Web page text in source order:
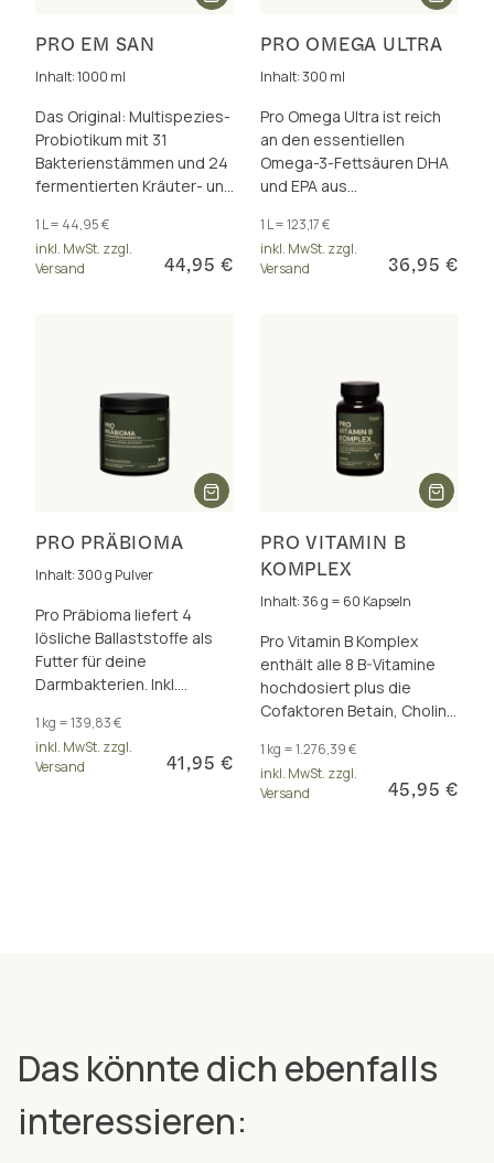
PRO EM SAN
Inhalt: 1000 ml
Das Original: Multispezies-
Probiotikum mit 31
Bakterienstämmen und 24
fermentierten Kräuter- und
Mrd. KBE/Tagesdosis. Frei
von Zusätzen.
1 L = 44,95 €
inkl. MwSt. zzgl.
Versand
44,95 €
PRO OMEGA ULTRA
Inhalt: 300 ml
Pro Omega Ultra ist reich
an den essentiellen
Omega-3-Fettsäuren DHA
und EPA aus
Dorschleberöl, für Gehirn,
Herz und Sehkraft.
1 L = 123,17 €
inkl. MwSt. zzgl.
Versand
36,95 €
PRO PRÄBIOMA
Inhalt: 300 g Pulver
Pro Präbioma liefert 4
lösliche Ballaststoffe als
Futter für deine
Darmbakterien. Inkl.
Stoffwechsel und
Verdauung.
1 kg = 139,83 €
inkl. MwSt. zzgl.
Versand
41,95 €
PRO VITAMIN B
KOMPLEX
Inhalt: 36 g = 60 Kapseln
Pro Vitamin B Komplex
enthält alle 8 B-Vitamine
hochdosiert plus die
Cofaktoren Betain, Cholin,
Energiestoffwechsel und
mehr.
1 kg = 1.276,39 €
inkl. MwSt. zzgl.
Versand
45,95 €
Das könnte dich ebenfalls
interessieren: